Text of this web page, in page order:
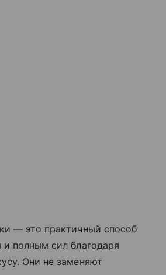
— это практичный способ
полным сил благодаря
Они не заменяют